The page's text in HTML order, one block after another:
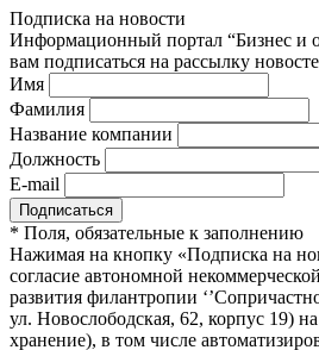
Подписка на новости
Информационный портал “Бизнес и
вам подписаться на рассылку
Имя
Фамилия
Название компании
Должность
E-mail
* Поля, обязательные к заполнению
Нажимая на кнопку «Подписка на
согласие автономной
развития филантропии
ул. Новослободская, 62, корпус 19)
хранение), в том числе